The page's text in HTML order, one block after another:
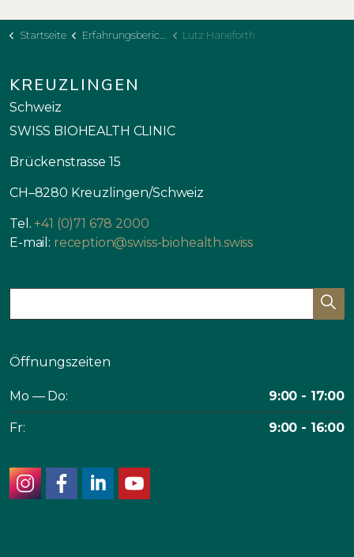
Startseite Erfahrungsberichte Lutz Haneforth
KREUZLINGEN
Schweiz
SWISS BIOHEALTH CLINIC
Brückenstrasse 15
CH–8280 Kreuzlingen/Schweiz
Tel. +41 (0)71 678 2000
E-mail: reception@swiss-biohealth.swiss
Öffnungszeiten
Mo — Do: 9:00 - 17:00
Fr: 9:00 - 16:00